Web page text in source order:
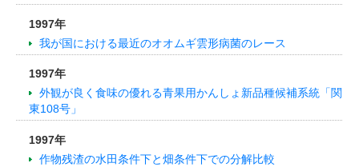
1997年
我が国における最近のオオムギ雲形病菌のレース
1997年
外観が良く食味の優れる青果用かんしょ新品種候補系統「関
東108号」
1997年
作物残渣の水田条件下と畑条件下での分解比較